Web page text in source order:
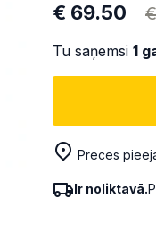
€ 69.50
Tu saņemsi 1
Preces
Ir noliktavā.